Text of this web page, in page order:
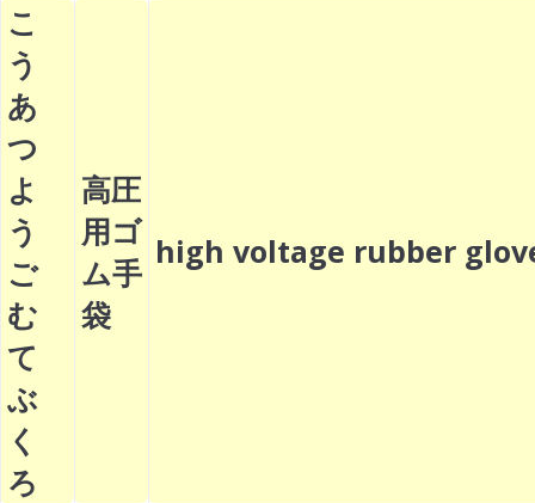
こ
う
あ
つ
よ
う
ご
む
て
ぶ
く
ろ
高圧
用ゴ
ム手
袋
high voltage rubber